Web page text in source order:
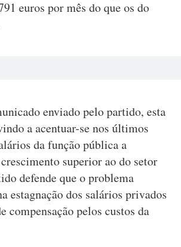
euros por mês do que os do
enviado pelo partido, esta
a acentuar-se nos últimos
da função pública a
superior ao do setor
defende que o problema
estagnação dos salários privados
compensação pelos custos da